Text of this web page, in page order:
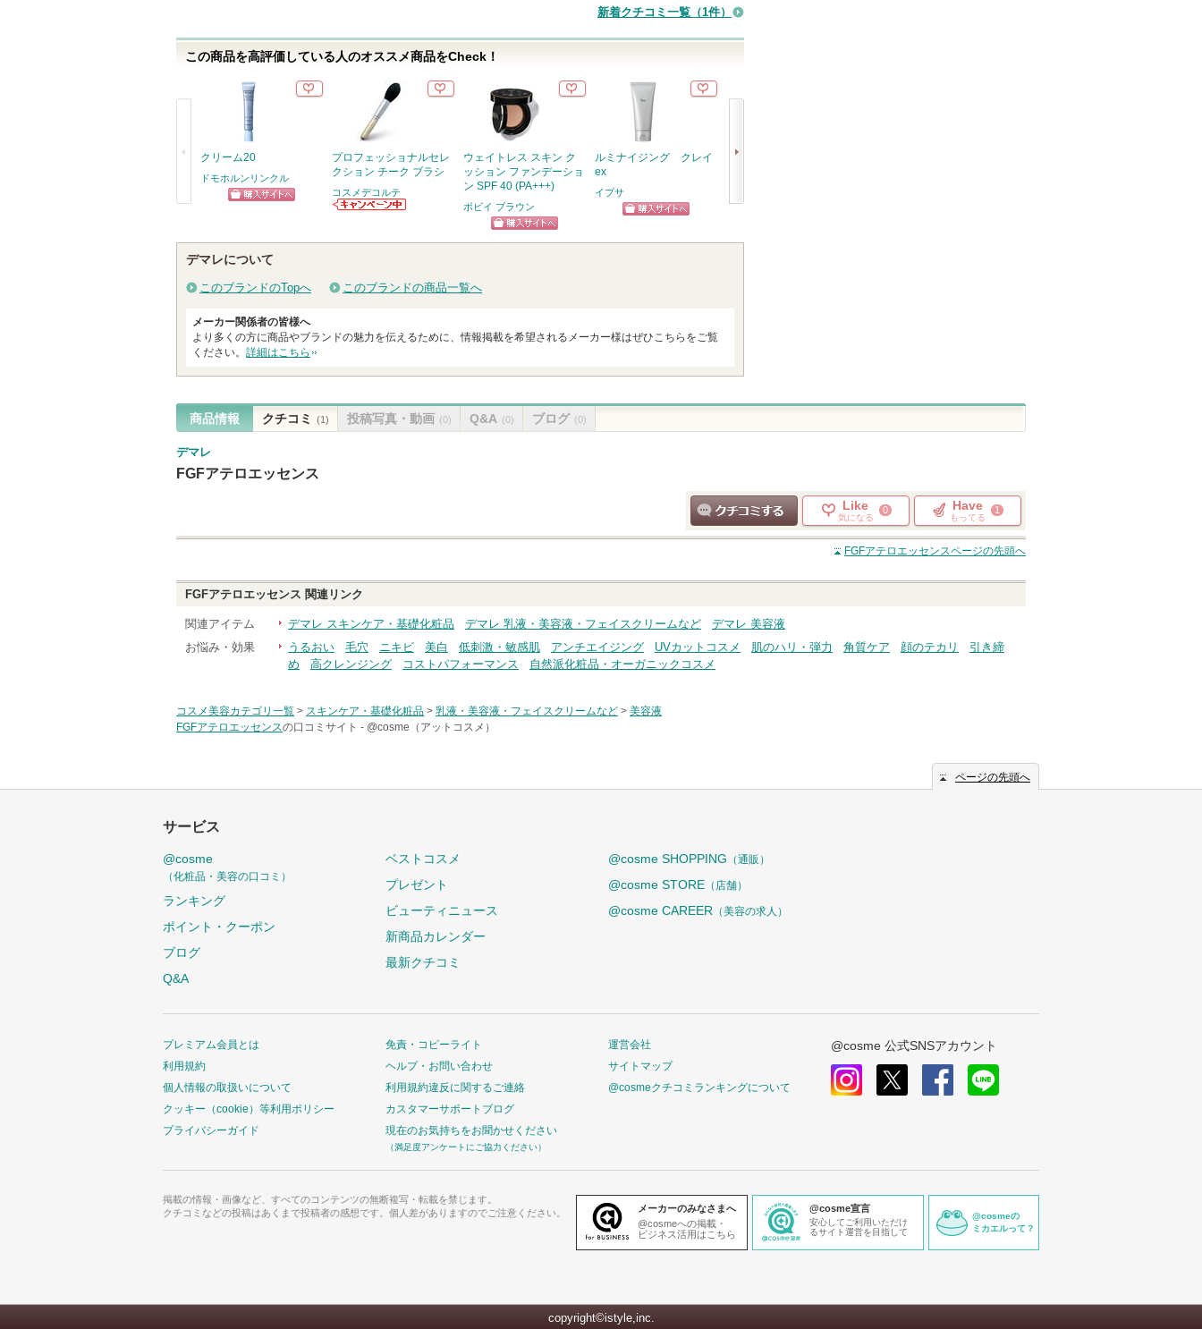
バ
入
り
録
れ
い
ま
新着クチコミ一覧 （1件）
この商品を高評価している人のオススメ商品をCheck！
クリーム20
ドモホルンリンクル
プロフェッショナルセレ
クション チーク ブラシ
コスメデコルテ
があります
ウェイトレス スキン ク
ッション ファンデーショ
ン SPF 40 (PA+++)
ボビイ ブラウン
ショッピン
ルミナイジング クレイ
ex
イプサ
クリーム20(旧)
デマレについて
このブランドのTopへ このブランドの商品一覧へ
メーカー関係者の皆様へ
より多くの方に商品やブランドの魅力を伝えるために、情報掲載を希望されるメーカー様はぜひこちらをご覧
ください。 詳細はこちら
商品情報 クチコミ (1) 投稿写真・動画 (0) Q&A (0) ブログ (0)
デマレ
FGFアテロエッセンス
クチコミする
Like
気になる
0 Have
もってる
1
FGFアテロエッセンスページの先頭へ
FGFアテロエッセンス 関連リンク
関連アイテム デマレ スキンケア・基礎化粧品 デマレ 乳液・美容液・フェイスクリームなど
デマレ 美容液
お悩み・効果
うるおい 毛穴 ニキビ 美白 低刺激・敏感肌 アンチエイジング UVカットコスメ 肌のハリ・弾力 角質ケア 顔のテカリ
引き締
め
高クレンジング コストパフォーマンス 自然派化粧品・オーガニックコスメ
コスメ美容カテゴリ一覧 > スキンケア・基礎化粧品 > 乳液・美容液・フェイスクリームなど > 美容液
FGFアテロエッセンスの口コミサイト - @cosme（アットコスメ）
ページの先頭へ
サービス
@cosme
（化粧品・美容の口コミ）
ランキング
ポイント・クーポン
ブログ
Q&A
ベストコスメ
プレゼント
ビューティニュース
新商品カレンダー
最新クチコミ
@cosme SHOPPING （通販）
@cosme STORE （店舗）
@cosme CAREER （美容の求人）
プレミアム会員とは
利用規約
個人情報の取扱いについて
クッキー（cookie）等利用ポリシー
プライバシーガイド
免責・コピーライト
ヘルプ・お問い合わせ
利用規約違反に関するご連絡
カスタマーサポートブログ
現在のお気持ちをお聞かせください
（満足度アンケートにご協力ください）
運営会社
サイトマップ
@cosmeクチコミランキングについて
@cosme 公式SNSアカウント
掲載の情報・画像など、すべてのコンテンツの無断複写・転載を禁じます。
クチコミなどの投稿はあくまで投稿者の感想です。個人差がありますのでご注意ください。
メーカーのみなさまへ
@cosmeへの掲載・
ビジネス活用はこちら
@cosme宣言
安心してご利用いただけ
るサイト運営を目指して
@cosmeの
ミカエルって？
copyright©istyle,inc.